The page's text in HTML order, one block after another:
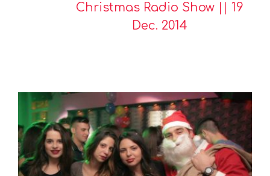
Christmas Radio Show || 19
Dec. 2014